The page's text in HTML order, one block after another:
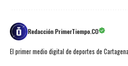
Redacción PrimerTiempo.CO
El primer medio digital de deportes de